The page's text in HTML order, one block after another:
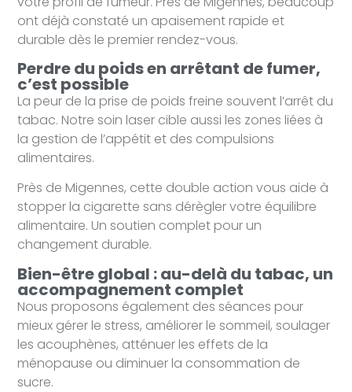
ont déjà constaté un apaisement rapide et
durable dès le premier rendez-vous.
Perdre du poids en arrêtant de fumer,
c’est possible
La peur de la prise de poids freine souvent l’arrêt du
tabac. Notre soin laser cible aussi les zones liées à
la gestion de l’appétit et des compulsions
alimentaires.
Près de Migennes, cette double action vous aide à
stopper la cigarette sans dérègler votre équilibre
alimentaire. Un soutien complet pour un
changement durable.
Bien-être global : au-delà du tabac, un
accompagnement complet
Nous proposons également des séances pour
mieux gérer le stress, améliorer le sommeil, soulager
les acouphènes, atténuer les effets de la
ménopause ou diminuer la consommation de
sucre.